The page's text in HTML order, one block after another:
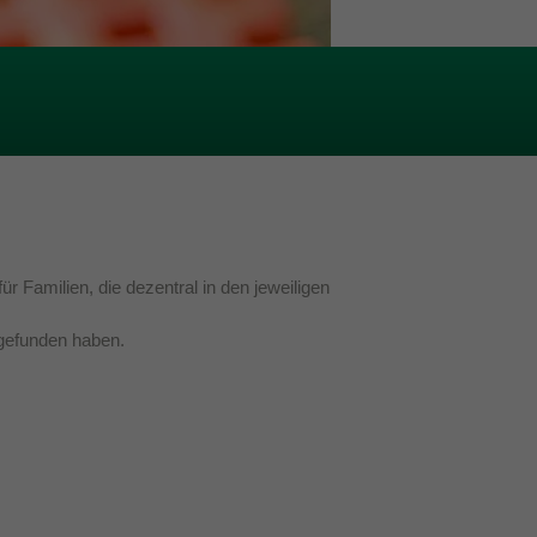
Familien, die dezentral in den jeweiligen
haben.